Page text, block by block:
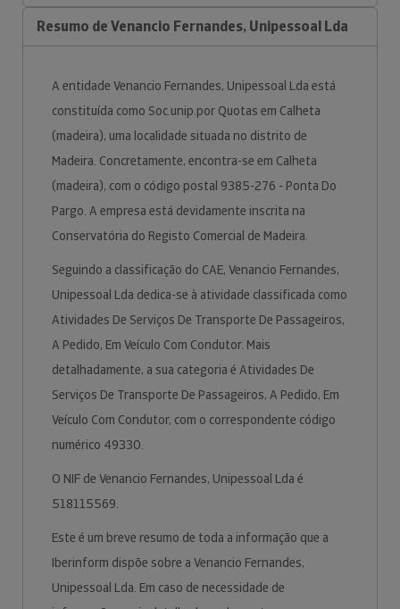
Resumo de Venancio Fernandes, Unipessoal Lda
A entidade Venancio Fernandes, Unipessoal Lda está
constituída como Soc.unip.por Quotas em Calheta
(madeira), uma localidade situada no distrito de
Madeira. Concretamente, encontra-se em Calheta
(madeira), com o código postal 9385-276 - Ponta Do
Pargo. A empresa está devidamente inscrita na
Conservatória do Registo Comercial de Madeira.
Seguindo a classificação do CAE, Venancio Fernandes,
Unipessoal Lda dedica-se à atividade classificada como
Atividades De Serviços De Transporte De Passageiros,
A Pedido, Em Veículo Com Condutor. Mais
detalhadamente, a sua categoria é Atividades De
Serviços De Transporte De Passageiros, A Pedido, Em
Veículo Com Condutor, com o correspondente código
numérico 49330.
O NIF de Venancio Fernandes, Unipessoal Lda é
518115569.
Este é um breve resumo de toda a informação que a
Iberinform dispõe sobre a Venancio Fernandes,
Unipessoal Lda. Em caso de necessidade de